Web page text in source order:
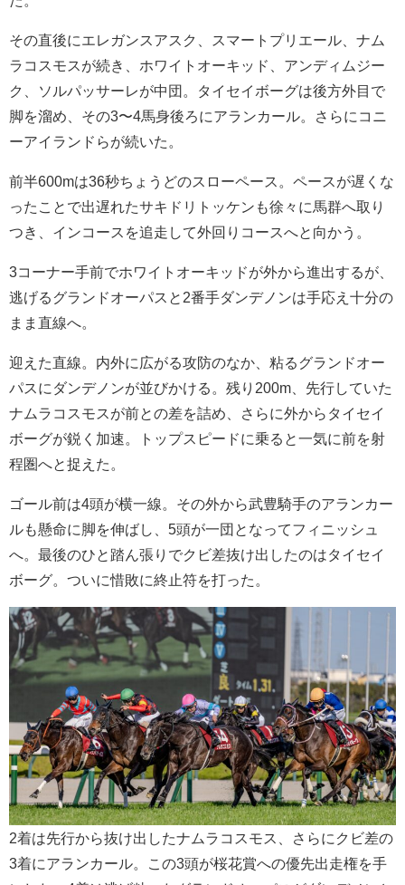
その直後にエレガンスアスク、スマートプリエール、ナム
ラコスモスが続き、ホワイトオーキッド、アンディムジー
ク、ソルパッサーレが中団。タイセイボーグは後方外目で
脚を溜め、その3〜4馬身後ろにアランカール。さらにコニ
ーアイランドらが続いた。
前半600mは36秒ちょうどのスローペース。ペースが遅くな
ったことで出遅れたサキドリトッケンも徐々に馬群へ取り
つき、インコースを追走して外回りコースへと向かう。
3コーナー手前でホワイトオーキッドが外から進出するが、
逃げるグランドオーパスと2番手ダンデノンは手応え十分の
まま直線へ。
迎えた直線。内外に広がる攻防のなか、粘るグランドオー
パスにダンデノンが並びかける。残り200m、先行していた
ナムラコスモスが前との差を詰め、さらに外からタイセイ
ボーグが鋭く加速。トップスピードに乗ると一気に前を射
程圏へと捉えた。
ゴール前は4頭が横一線。その外から武豊騎手のアランカー
ルも懸命に脚を伸ばし、5頭が一団となってフィニッシュ
へ。最後のひと踏ん張りでクビ差抜け出したのはタイセイ
ボーグ。ついに惜敗に終止符を打った。
2着は先行から抜け出したナムラコスモス、さらにクビ差の
3着にアランカール。この3頭が桜花賞への優先出走権を手